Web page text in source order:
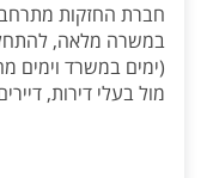
חברת החזקות
במשרה מלאה,
(ימים במשרד וימים
מול בעלי דירות,